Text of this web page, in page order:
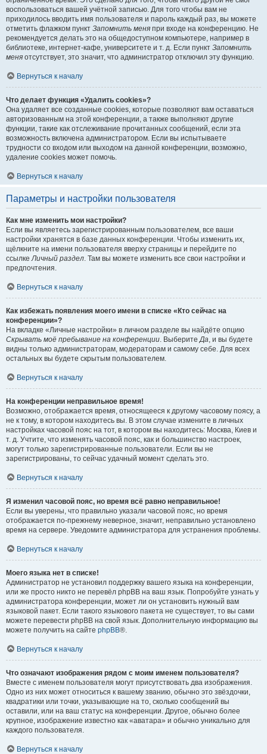
воспользоваться вашей учётной записью. Для того чтобы вам не
приходилось вводить имя пользователя и пароль каждый раз, вы можете
отметить флажком пункт Запомнить меня при входе на конференцию. Не
рекомендуется делать это на общедоступном компьютере, например в
библиотеке, интернет-кафе, университете и т. д. Если пункт Запомнить
меня отсутствует, это значит, что администратор отключил эту функцию.
Вернуться к началу
Что делает функция «Удалить cookies»?
Она удаляет все созданные cookies, которые позволяют вам оставаться
авторизованным на этой конференции, а также выполняют другие
функции, такие как отслеживание прочитанных сообщений, если эта
возможность включена администратором. Если вы испытываете
трудности со входом или выходом на данной конференции, возможно,
удаление cookies может помочь.
Вернуться к началу
Параметры и настройки пользователя
Как мне изменить мои настройки?
Если вы являетесь зарегистрированным пользователем, все ваши
настройки хранятся в базе данных конференции. Чтобы изменить их,
щёлкните на имени пользователя вверху страницы и перейдите по
ссылкеЛичный раздел. Там вы можете изменить все свои настройки и
предпочтения.
Вернуться к началу
Как избежать появления моего имени в списке «Кто сейчас на
конференции»?
На вкладке «Личные настройки» в личном разделе вы найдёте опцию
Скрывать моё пребывание на конференции. ВыберитеДа, и вы будете
видны только администраторам, модераторам и самому себе. Для всех
остальных вы будете скрытым пользователем.
Вернуться к началу
На конференции неправильное время!
Возможно, отображается время, относящееся к другому часовому поясу, а
не к тому, в котором находитесь вы. В этом случае измените в личных
настройках часовой пояс на тот, в котором вы находитесь: Москва, Киев и
т. д. Учтите, что изменять часовой пояс, как и большинство настроек,
могут только зарегистрированные пользователи. Если вы не
зарегистрированы, то сейчас удачный момент сделать это.
Вернуться к началу
Я изменил часовой пояс, но время всё равно неправильное!
Если вы уверены, что правильно указали часовой пояс, но время
отображается по-прежнему неверное, значит, неправильно установлено
время на сервере. Уведомите администратора для устранения проблемы.
Вернуться к началу
Моего языка нет в списке!
Администратор не установил поддержку вашего языка на конференции,
или же просто никто не перевёл phpBB на ваш язык. Попробуйте узнать у
администратора конференции, может ли он установить нужный вам
языковой пакет. Если такого языкового пакета не существует, то вы сами
можете перевести phpBB на свой язык. Дополнительную информацию вы
можете получить на сайте phpBB®.
Вернуться к началу
Что означают изображения рядом с моим именем пользователя?
Вместе с именем пользователя могут присутствовать два изображения.
Одно из них может относиться к вашему званию, обычно это звёздочки,
квадратики или точки, указывающие на то, сколько сообщений вы
оставили, или на ваш статус на конференции. Другое, обычно более
крупное, изображение известно как «аватара» и обычно уникально для
каждого пользователя.
Вернуться к началу